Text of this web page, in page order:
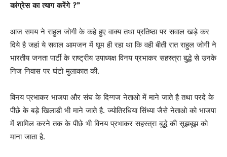
कांग्रेस का त्याग करेंगे ?”
आज समय ने राहुल जोगी के कहे हुए वाक्य तथा प्रतिष्ठा पर सवाल खड़े कर
दिये है जहां ये सवाल आमजन में घूम ही रहा था कि वही बीती रात राहुल जोगी ने
भारतीय जनता पार्टी के राष्ट्रीय उपाध्यक्ष विनय प्रभाकर सहस्त्रा बुद्धे से उनके
निज निवास पर घंटो मुलाकात की.
विनय प्रभाकर भाजपा और संघ के दिग्गज नेताओ में माने जाते है तथा परदे के
पीछे के बड़े खिलाडी भी माने जाते है. ज्योतिरधिया सिंध्या जैसे नेताओ को भाजपा
में शामिल करने तक के पीछे भी विनय प्रभाकर सहस्त्रा बुद्धे की सूझबूझ को
माना जाता है.